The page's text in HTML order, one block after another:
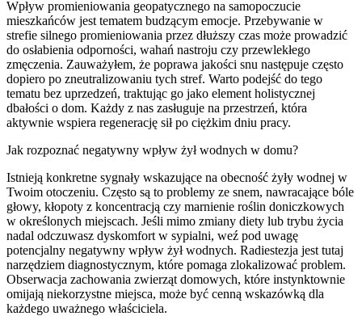
Wpływ promieniowania geopatycznego na samopoczucie
mieszkańców jest tematem budzącym emocje. Przebywanie w
strefie silnego promieniowania przez dłuższy czas może prowadzić
do osłabienia odporności, wahań nastroju czy przewlekłego
zmęczenia. Zauważyłem, że poprawa jakości snu następuje często
dopiero po zneutralizowaniu tych stref. Warto podejść do tego
tematu bez uprzedzeń, traktując go jako element holistycznej
dbałości o dom. Każdy z nas zasługuje na przestrzeń, która
aktywnie wspiera regenerację sił po ciężkim dniu pracy.
Jak rozpoznać negatywny wpływ żył wodnych w domu?
Istnieją konkretne sygnały wskazujące na obecność żyły wodnej w
Twoim otoczeniu. Często są to problemy ze snem, nawracające bóle
głowy, kłopoty z koncentracją czy marnienie roślin doniczkowych
w określonych miejscach. Jeśli mimo zmiany diety lub trybu życia
nadal odczuwasz dyskomfort w sypialni, weź pod uwagę
potencjalny negatywny wpływ żył wodnych. Radiestezja jest tutaj
narzędziem diagnostycznym, które pomaga zlokalizować problem.
Obserwacja zachowania zwierząt domowych, które instynktownie
omijają niekorzystne miejsca, może być cenną wskazówką dla
każdego uważnego właściciela.